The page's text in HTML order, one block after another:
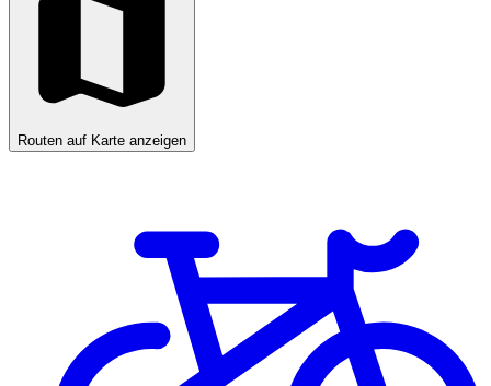
Routen auf Karte anzeigen